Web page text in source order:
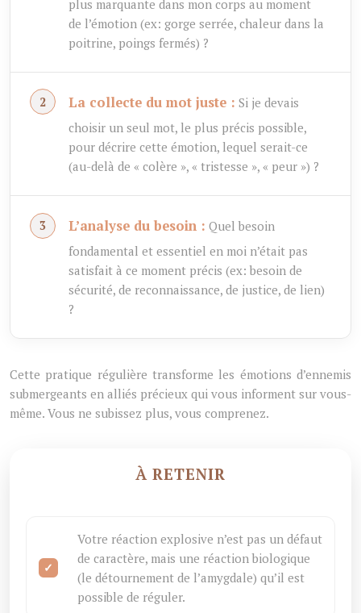
plus marquante dans mon corps au moment
de l’émotion (ex: gorge serrée, chaleur dans la
poitrine, poings fermés) ?
La collecte du mot juste : Si je devais
choisir un seul mot, le plus précis possible,
pour décrire cette émotion, lequel serait-ce
(au-delà de « colère », « tristesse », « peur ») ?
L’analyse du besoin : Quel besoin
fondamental et essentiel en moi n’était pas
satisfait à ce moment précis (ex: besoin de
sécurité, de reconnaissance, de justice, de lien)
?
Cette pratique régulière transforme les émotions d’ennemis
submergeants en alliés précieux qui vous informent sur vous-
même. Vous ne subissez plus, vous comprenez.
À RETENIR
Votre réaction explosive n’est pas un défaut
de caractère, mais une réaction biologique
(le détournement de l’amygdale) qu’il est
possible de réguler.